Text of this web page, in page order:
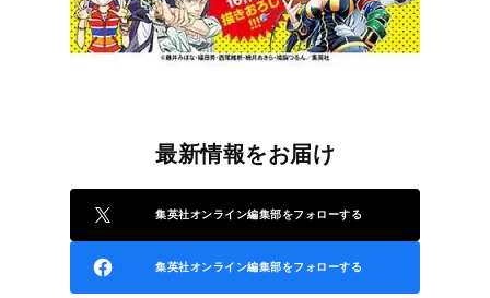
最新情報をお届け
集英社オンライン編集部をフォローする
集英社オンライン編集部をフォローする